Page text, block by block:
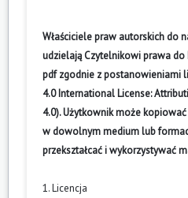
Właściciele praw autorskich do
udzielają Czytelnikowi prawa
pdf zgodnie z postanowieniami
4.0 International License:
4.0). Użytkownik może
w dowolnym medium lub
przekształcać i wykorzystywać
1. Licencja